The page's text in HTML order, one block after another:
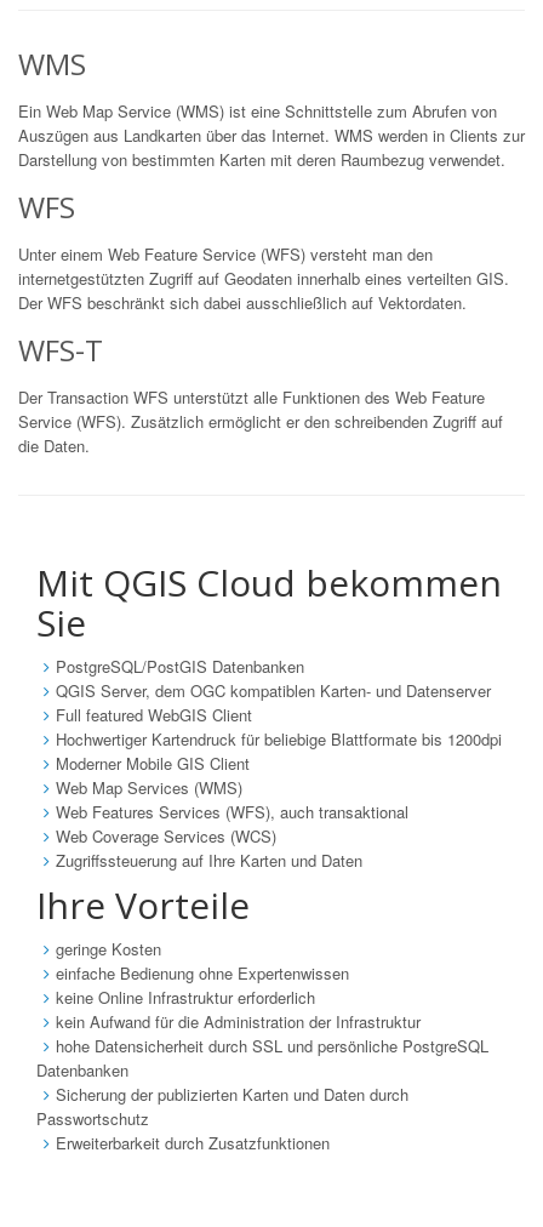
WMS
Ein Web Map Service (WMS) ist eine Schnittstelle zum Abrufen von
Auszügen aus Landkarten über das Internet. WMS werden in Clients zur
Darstellung von bestimmten Karten mit deren Raumbezug verwendet.
WFS
Unter einem Web Feature Service (WFS) versteht man den
internetgestützten Zugriff auf Geodaten innerhalb eines verteilten GIS.
Der WFS beschränkt sich dabei ausschließlich auf Vektordaten.
WFS-T
Der Transaction WFS unterstützt alle Funktionen des Web Feature
Service (WFS). Zusätzlich ermöglicht er den schreibenden Zugriff auf
die Daten.
Mit QGIS Cloud bekommen
Sie
PostgreSQL/PostGIS Datenbanken
QGIS Server, dem OGC kompatiblen Karten- und Datenserver
Full featured WebGIS Client
Hochwertiger Kartendruck für beliebige Blattformate bis 1200dpi
Moderner Mobile GIS Client
Web Map Services (WMS)
Web Features Services (WFS), auch transaktional
Web Coverage Services (WCS)
Zugriffssteuerung auf Ihre Karten und Daten
Ihre Vorteile
geringe Kosten
einfache Bedienung ohne Expertenwissen
keine Online Infrastruktur erforderlich
kein Aufwand für die Administration der Infrastruktur
hohe Datensicherheit durch SSL und persönliche PostgreSQL
Datenbanken
Sicherung der publizierten Karten und Daten durch
Passwortschutz
Erweiterbarkeit durch Zusatzfunktionen